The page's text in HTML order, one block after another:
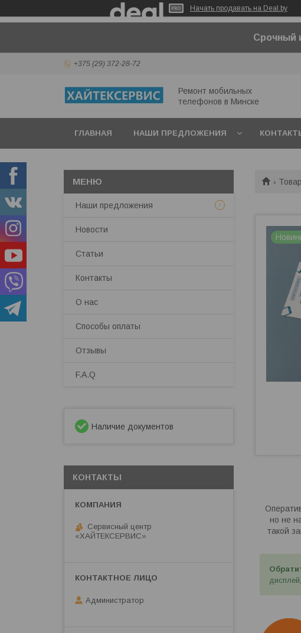
Начать продавать на Deal.by
Срочный
+375 (29) 372-28-72
Ремонт мобильных
телефонов в Минcке
ГЛАВНАЯ НАШИ ПРЕДЛОЖЕНИЯ
но не
такой
Наши предложения
Новости
Статьи
Контакты
О нас
Способы оплаты
Отзывы
F.A.Q
Наличие документов
КОНТАКТЫ
Сервисный центр
«ХАЙТЕКСЕРВИС»
Администратор